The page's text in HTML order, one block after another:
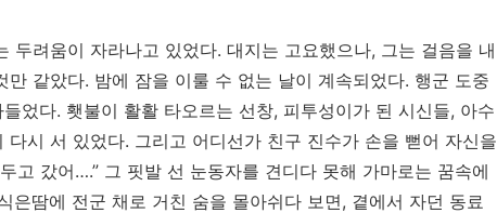
두려움이 자라나고 있었다. 대지는 고요했으나, 그는 걸음을 내
같았다. 밤에 잠을 이룰 수 없는 날이 계속되었다. 행군 도중
었다. 횃불이 활활 타오르는 선창, 피투성이가 된 시신들, 아수
시 서 있었다. 그리고 어디선가 친구 진수가 손을 뻗어 자신을
고 갔어….” 그 핏발 선 눈동자를 견디다 못해 가마로는 꿈속에
은땀에 전군 채로 거친 숨을 몰아쉬다 보면, 곁에서 자던 동료